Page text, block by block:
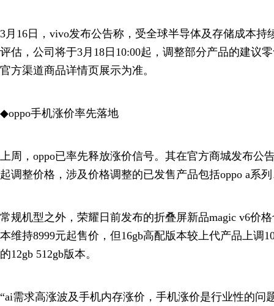
3月16日，vivo发布公告称，受全球半导体及存储成本持
评估，公司将于3月18日10:00起，调整部分产品的建议
官方渠道商品详情页展示为准。
◆oppo手机涨价率先落地
上周，oppo已率先释放涨价信号。其在官方商城发布公
起调整价格，涉及价格调整的已发售产品包括oppo a系
常规机型之外，荣耀日前发布的折叠屏新品magic v6价
本维持8999元起售价，但16gb高配版本较上代产品上调
的12gb 512gb版本。
“ai需求高涨波及手机内存涨价，手机涨价是行业性的问